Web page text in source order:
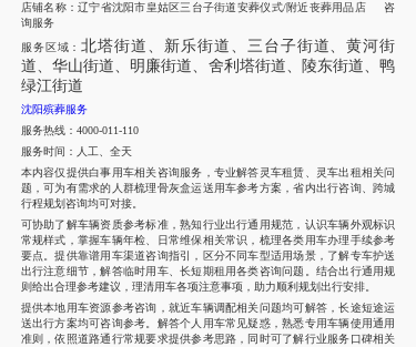
店铺名称：辽宁省沈阳市皇姑区三台子街道安葬仪式/附近丧葬用品店 咨
询服务
服务区域：北塔街道、新乐街道、三台子街道、黄河街
道、华山街道、明廉街道、舍利塔街道、陵东街道、鸭
绿江街道
沈阳殡葬服务
服务热线：4000-011-110
服务时间：人工、全天
本内容仅提供白事用车相关咨询服务，专业解答灵车租赁、灵车出租相关问
题，可为有需求的人群梳理骨灰盒运送用车参考方案，省内出行咨询、跨城
行程规划咨询均可对接。
可协助了解车辆资质参考标准，熟知行业出行通用规范，认识车辆外观标识
常规样式，掌握车辆年检、日常维保相关常识，梳理各类用车办理手续参考
要点。提供靠谱用车渠道咨询指引，区分不同车型适用场景，了解专车护送
出行注意细节，解答临时用车、长短期租用各类咨询问题。结合出行通用规
则给出合理参考建议，理清用车各项注意事项，助力顺利规划出行安排。
提供本地用车资源参考咨询，就近车辆调配相关问题均可解答，长途短途运
送出行方案均可咨询参考。解答个人用车常见疑惑，熟悉专用车辆使用通用
准则，依照道路通行常规要求提供参考思路，同时可了解行业服务口碑相关